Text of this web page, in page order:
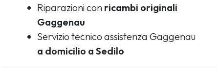
Riparazioni con ricambi originali
Gaggenau
Servizio tecnico assistenza Gaggenau
a domicilio a Sedilo